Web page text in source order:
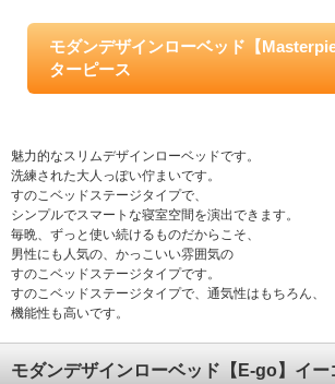
モダンデザインローベッド【
ターピース
魅力的なスリムデザインローベッドです。
洗練された大人っぽい佇まいです。
すのこベッドステージタイプで、
シンプルでスマートな寝室空間を演出できます。
毎晩、ずっと使い続けるものだからこそ、
男性にも人気の、かっこいい雰囲気の
すのこベッドステージタイプです。
すのこベッドステージタイプで、通気性はもちろん、
機能性も高いです。
モダンデザインローベッド【E-go】イー